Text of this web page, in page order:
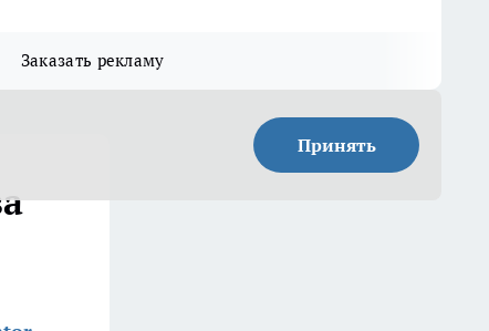
Заказать рекламу
Принять